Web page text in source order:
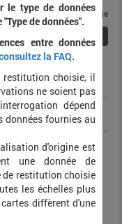
taxons / page
vernaculaire
le type de données
de données".
entre données
la FAQ.
restitution choisie, il
ne soient pas
dépend
données fournies au
d'origine est
une donnée de
de restitution choisie
les échelles plus
diffèrent d'une